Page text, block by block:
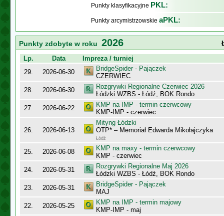
Punkty klasyfikacyjne PKL:
Punkty arcymistrzowskie aPKL:
Punkty zdobyte w roku 2026
Lp.
Data
Impreza / turniej
29.
2026-06-30
BridgeSpider - Pajączek
CZERWIEC
28.
2026-06-30
Rozgrywki Regionalne Czerwiec 2026
Łódzki WZBS - Łódź, BOK Rondo
27.
2026-06-22
KMP na IMP - termin czerwcowy
KMP-IMP - czerwiec
26. 2026-06-13
Mityng Łódzki
OTP* – Memoriał Edwarda Mikołajczyka
Łódź
25. 2026-06-08
KMP na maxy - termin czerwcowy
KMP - czerwiec
24.
2026-05-31
Rozgrywki Regionalne Maj 2026
Łódzki WZBS - Łódź, BOK Rondo
23.
2026-05-31
BridgeSpider - Pajączek
MAJ
22.
2026-05-25
KMP na IMP - termin majowy
KMP-IMP - maj